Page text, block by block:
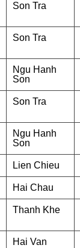
Son Tra
Son Tra
Ngu Hanh
Son
Son Tra
Ngu Hanh
Son
Lien Chieu
Hai Chau
Thanh Khe
Hai Van